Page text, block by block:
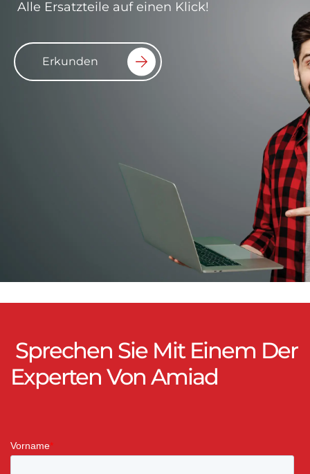
Alle Ersatzteile auf einen Klick!
Erkunden
Sprechen Sie Mit Einem Der
Experten Von Amiad